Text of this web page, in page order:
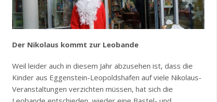
Der Nikolaus kommt zur Leobande
Weil leider auch in diesem Jahr abzusehen ist, dass die
Kinder aus Eggenstein-Leopoldshafen auf viele Nikolaus-
Veranstaltungen verzichten müssen, hat sich die